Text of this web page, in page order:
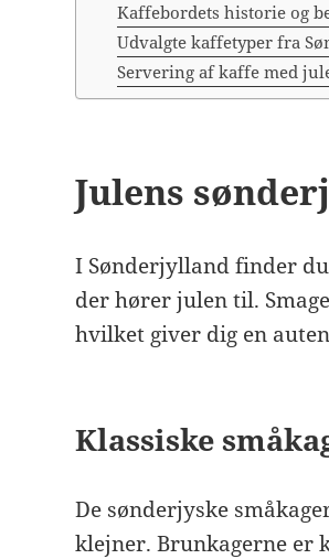
Kaffebordets historie og
Udvalgte kaffetyper fra
Servering af kaffe med
Julens
I Sønderjylland finder
der hører julen til.
hvilket giver dig en
Klassiske
De sønderjyske
klejner. Brunkagerne er